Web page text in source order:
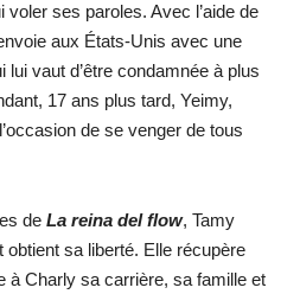
ses paroles. Avec l’aide de
aux États-Unis avec une
vaut d’être condamnée à plus
17 ans plus tard, Yeimy,
de se venger de tous
de La reina del flow, Tamy
sa liberté. Elle récupère
à Charly sa carrière, sa famille et